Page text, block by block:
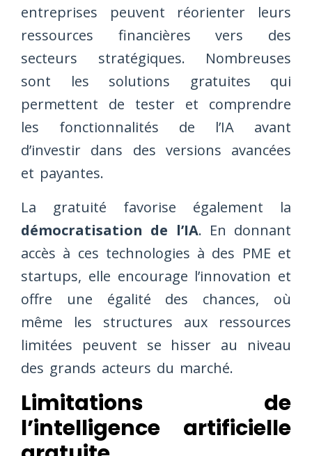
entreprises peuvent réorienter leurs
ressources financières vers des
secteurs stratégiques. Nombreuses
sont les solutions gratuites qui
permettent de tester et comprendre
les fonctionnalités de l’IA avant
d’investir dans des versions avancées
et payantes.
La gratuité favorise également la
démocratisation de l’IA. En donnant
accès à ces technologies à des PME et
startups, elle encourage l’innovation et
offre une égalité des chances, où
même les structures aux ressources
limitées peuvent se hisser au niveau
des grands acteurs du marché.
Limitations de
l’intelligence artificielle